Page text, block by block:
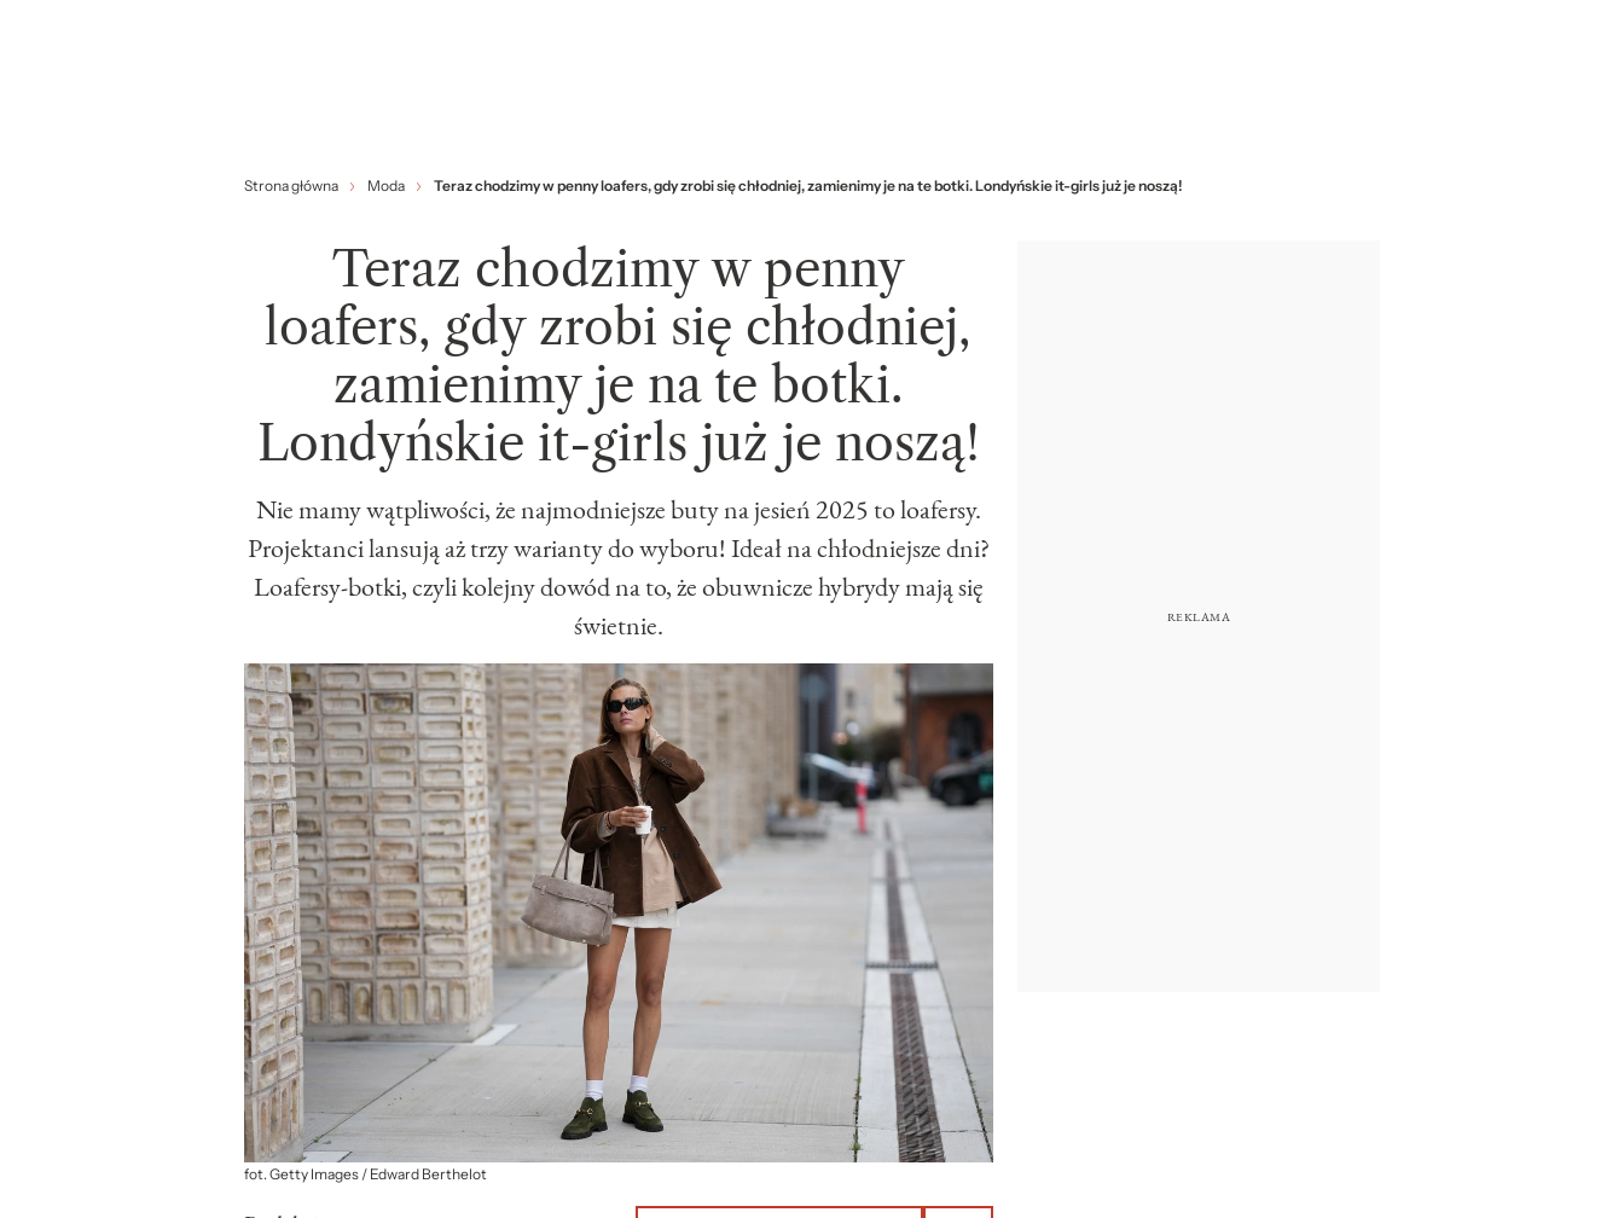
Strona główna Moda Teraz chodzimy w penny loafers, gdy zrobi się chłodniej, zamienimy je na te botki. Londyńskie it-girls już je noszą!
Teraz chodzimy w penny
loafers, gdy zrobi się chłodniej,
zamienimy je na te botki.
Londyńskie it-girls już je noszą!
Nie mamy wątpliwości, że najmodniejsze buty na jesień 2025 to loafersy.
Projektanci lansują aż trzy warianty do wyboru! Ideał na chłodniejsze dni?
Loafersy-botki, czyli kolejny dowód na to, że obuwnicze hybrydy mają się
świetnie.
fot. Getty Images / Edward Berthelot